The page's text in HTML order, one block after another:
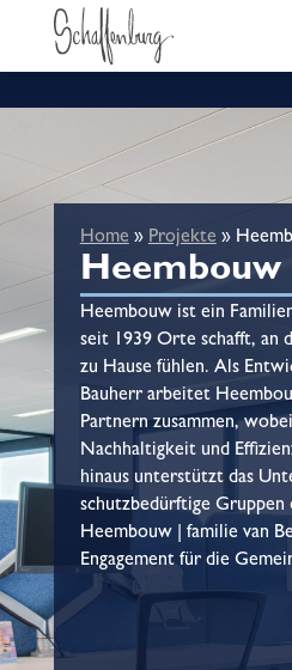
Home » Projekte »
Heembouw
Heembouw ist ein
seit 1939 Orte schafft, an
zu Hause fühlen. Als
Bauherr arbeitet
Partnern zusammen,
Nachhaltigkeit und
hinaus unterstützt das
schutzbedürftige Gruppen
Heembouw | familie van
Engagement für die